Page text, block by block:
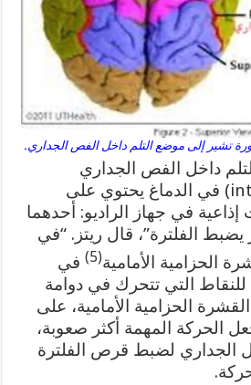
تشير إلى موضع التلم داخل الفص الجداري.
داخل الفص الجداري
(intraparietal sulcus) في الدماغ يحتوي على
في جهاز الراديو: أحدهما
يضبط الفلترة”، قال ريتز. “في
الحزامية الأمامية(5)
في
للنقاط التي تتحرك في دوامة
الحزامية الأمامية، على
الحركة المهمة أكثر صعوبة،
الجداري لضبط قرص الفلترة